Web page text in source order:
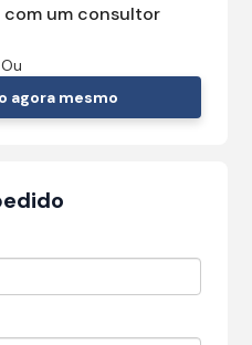
um consultor
Ou
agora mesmo